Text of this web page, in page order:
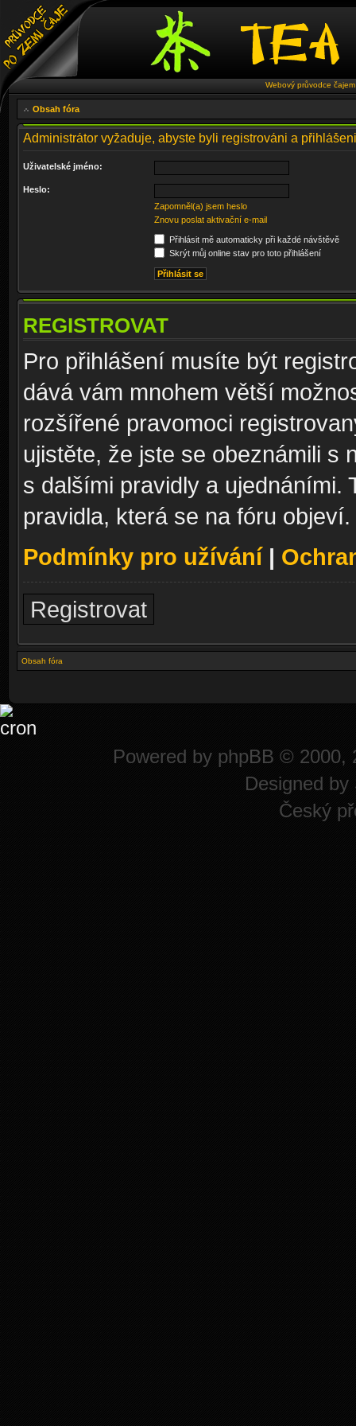
Webový průvodce
Obsah fóra
Administrátor vyžaduje, abyste byli registrováni a
Uživatelské jméno:
Heslo:
Zapomněl(a) jsem heslo
Znovu poslat aktivační e-mail
Přihlásit mě automaticky při každé návštěvě
Skrýt můj online stav pro toto přihlášení
REGISTROVAT
Pro přihlášení musíte být
dává vám mnohem větší
rozšířené pravomoci
ujistěte, že jste se obeznámili s
s dalšími pravidly a ujednáními.
pravidla, která se na fóru objeví.
Podmínky pro užívání|
Registrovat
Obsah fóra
Powered by phpBB © 2000,
Designed by
Český